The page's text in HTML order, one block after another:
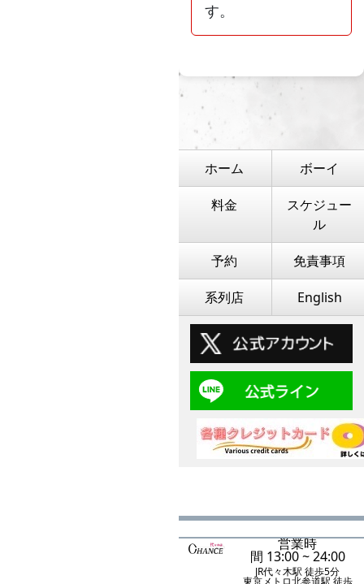
す。
ホーム ボーイ
料金
スケジュー
ル
予約 免責事項
系列店 English
営業時
間 13:00 ~ 24:00
JR代々木駅 徒歩5分
東京メトロ北参道駅 徒歩